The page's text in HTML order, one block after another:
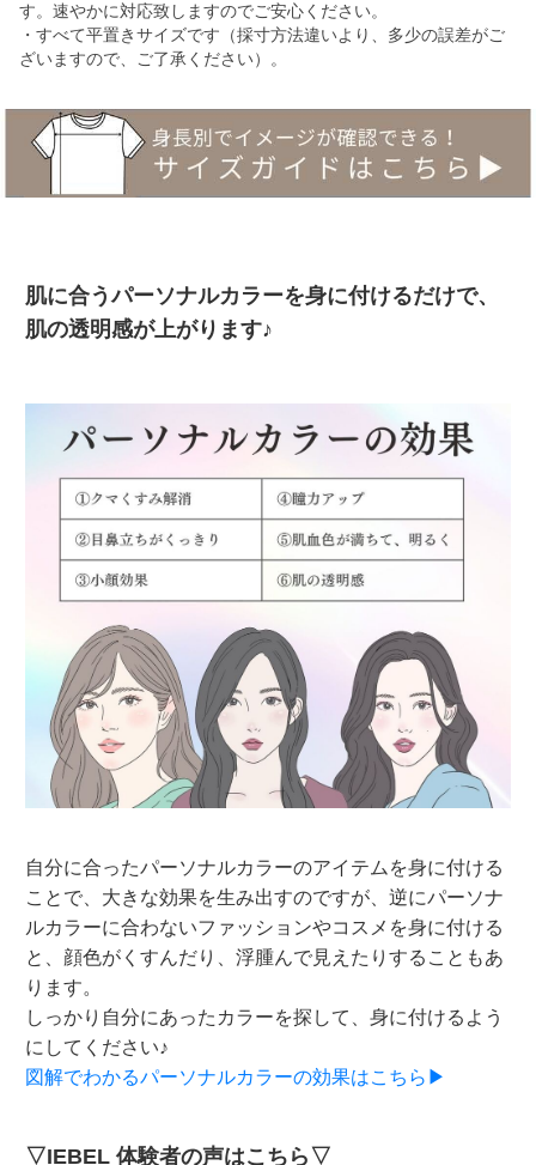
す。速やかに対応致しますのでご安心ください。
・すべて平置きサイズです（採寸方法違いより、多少の誤差がご
ざいますので、ご了承ください）。
肌に合うパーソナルカラーを身に付けるだけで、
肌の透明感が上がります♪
自分に合ったパーソナルカラーのアイテムを身に付ける
ことで、大きな効果を生み出すのですが、逆にパーソナ
ルカラーに合わないファッションやコスメを身に付ける
と、顔色がくすんだり、浮腫んで見えたりすることもあ
ります。
しっかり自分にあったカラーを探して、身に付けるよう
にしてください♪
図解でわかるパーソナルカラーの効果はこちら▶
▽IEBEL 体験者の声はこちら▽